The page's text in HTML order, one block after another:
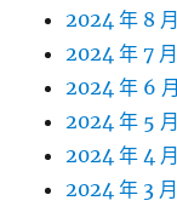
2024 年 8 月
2024 年 7 月
2024 年 6 月
2024 年 5 月
2024 年 4 月
2024 年 3 月